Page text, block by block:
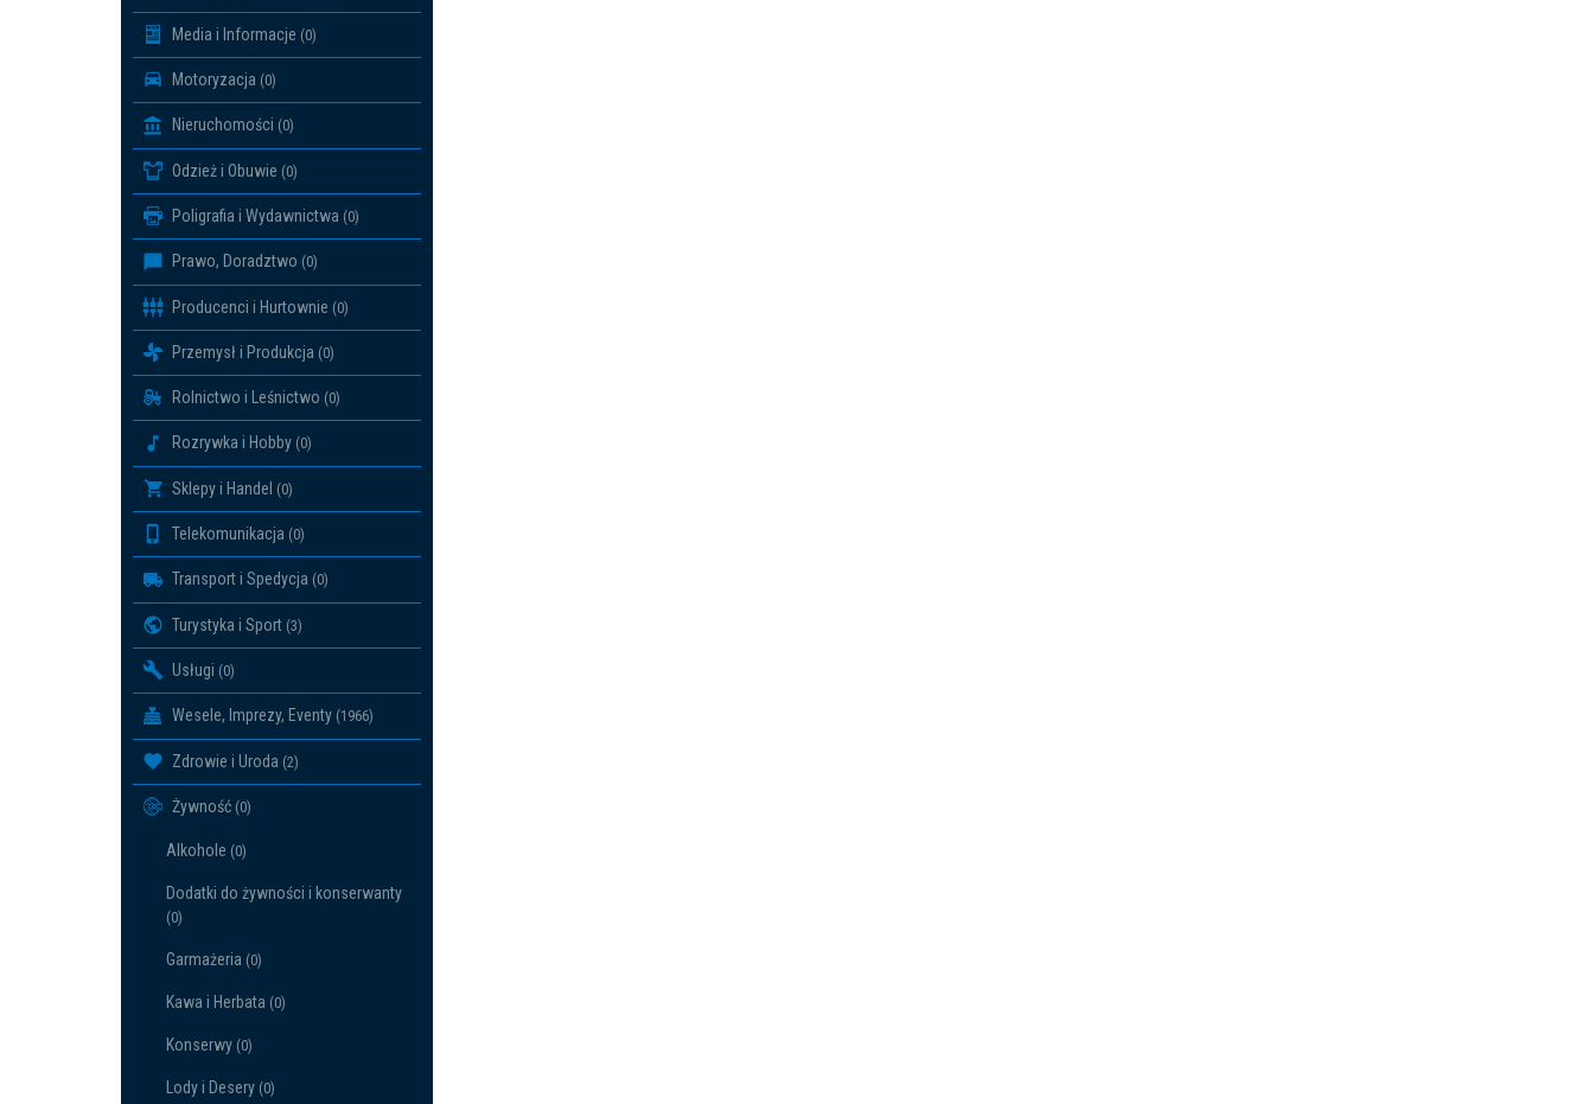
Media i Informacje (0)
Motoryzacja (0)
Nieruchomości (0)
Odzież i Obuwie (0)
Poligrafia i Wydawnictwa (0)
Prawo, Doradztwo (0)
Producenci i Hurtownie (0)
Przemysł i Produkcja (0)
Rolnictwo i Leśnictwo (0)
Rozrywka i Hobby (0)
Sklepy i Handel (0)
Telekomunikacja (0)
Transport i Spedycja (0)
Turystyka i Sport (3)
Usługi (0)
Wesele, Imprezy, Eventy (1966)
Zdrowie i Uroda (2)
Żywność (0)
Alkohole (0)
Dodatki do żywności i konserwanty
(0)
Garmażeria (0)
Kawa i Herbata (0)
Konserwy (0)
Lody i Desery (0)